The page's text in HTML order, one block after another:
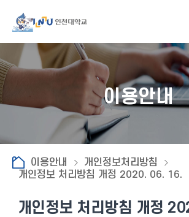
이용안내
이용안내
개인정보처리방침
개인정보 처리방침 개정 2020. 06. 16.
개인정보 처리방침 개정